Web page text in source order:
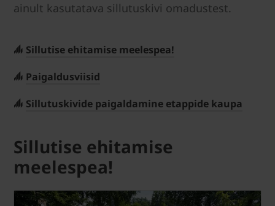
ainult kasutatava sillutuskivi omadustest.
Sillutise ehitamise meelespea!
Paigaldusviisid
Sillutuskivide paigaldamine etappide kaupa
Sillutise ehitamise
meelespea!